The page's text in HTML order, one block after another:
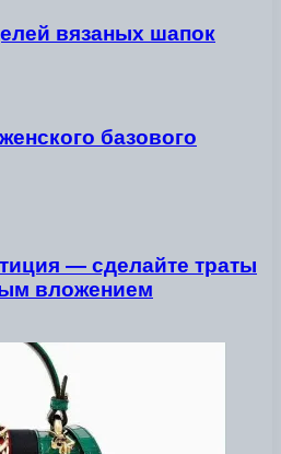
вязаных шапок
базового
— сделайте траты
вложением